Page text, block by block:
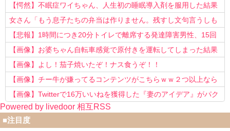
ン、クッソ可愛すぎるwwwwwww
【愕然】不眠症ワイちゃん、人生初の睡眠導入剤を服用した結果
ｗｗｗｗ
女さん「もう息子たちの弁当は作りません。残すし文句言うしも
う知らない！」
【悲報】1時間につき20分トイレで離席する発達障害男性、15回
以上転職を重ねてしまう
【画像】お婆ちゃん自転車感覚で原付きを運転してしまった結果
www
【画像】よし！茄子焼いたぞ！ナス食うぞ！！
【画像】チー牛が嫌ってるコンテンツがこちらｗｗ２つ以上なら
確定ｗｗ
【画像】Twitterで16万いいねを獲得した『妻のアイデア』がパク
リで草www
Powered by livedoor 相互RSS
■注目度